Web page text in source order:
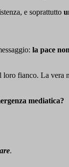
e soprattutto
la pace
loro fianco. La vera
mediatica?
.